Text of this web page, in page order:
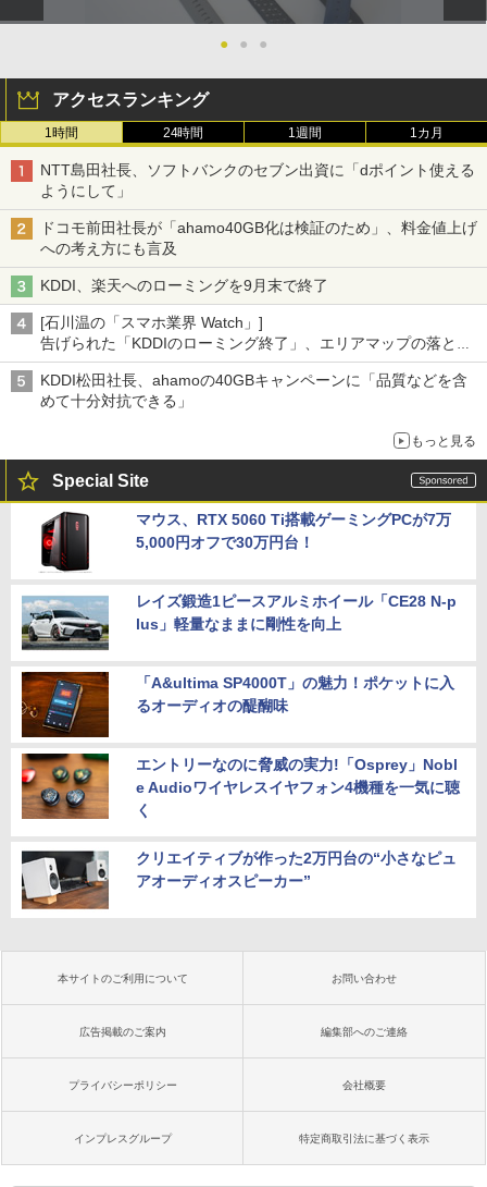
● ● ●
アクセスランキング
1時間 24時間 1週間 1カ月
NTT島田社長、ソフトバンクのセブン出資に「dポイント使える
ようにして」
ドコモ前田社長が「ahamo40GB化は検証のため」、料金値上げ
への考え方にも言及
KDDI、楽天へのローミングを9月末で終了
[石川温の「スマホ業界 Watch」]
告げられた「KDDIのローミング終了」、エリアマップの落とし
穴と楽天モバイルの課題
KDDI松田社長、ahamoの40GBキャンペーンに「品質などを含
めて十分対抗できる」
もっと見る
Special Site
マウス、RTX 5060 Ti搭載ゲーミングPCが7万
5,000円オフで30万円台！
レイズ鍛造1ピースアルミホイール「CE28 N-p
lus」軽量なままに剛性を向上
「A&ultima SP4000T」の魅力！ポケットに入
るオーディオの醍醐味
エントリーなのに脅威の実力!「Osprey」Nobl
e Audioワイヤレスイヤフォン4機種を一気に聴
く
クリエイティブが作った2万円台の“小さなピュ
アオーディオスピーカー”
本サイトのご利用について お問い合わせ
広告掲載のご案内 編集部へのご連絡
プライバシーポリシー 会社概要
インプレスグループ 特定商取引法に基づく表示